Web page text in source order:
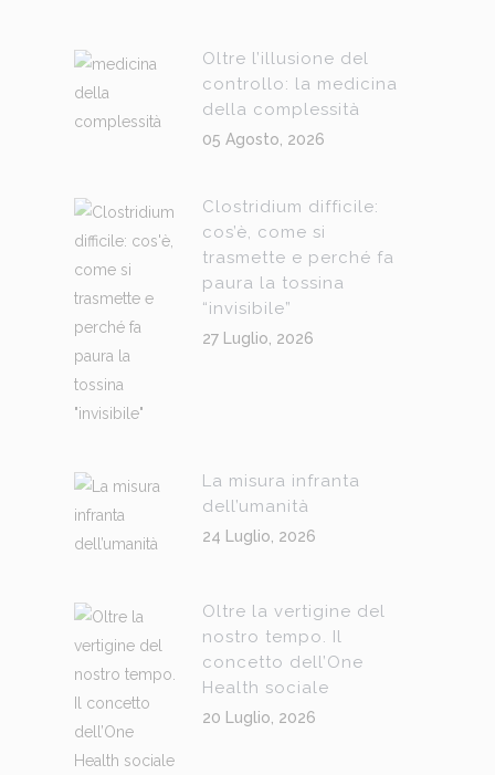
Oltre l’illusione del
controllo: la medicina
della complessità
05 Agosto, 2026
Clostridium difficile:
cos’è, come si
trasmette e perché fa
paura la tossina
“invisibile”
27 Luglio, 2026
La misura infranta
dell’umanità
24 Luglio, 2026
Oltre la vertigine del
nostro tempo. Il
concetto dell’One
Health sociale
20 Luglio, 2026